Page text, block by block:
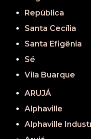
República
Santa Cecília
Santa Efigênia
Sé
Vila Buarque
ARUJÁ
Alphaville
Alphaville